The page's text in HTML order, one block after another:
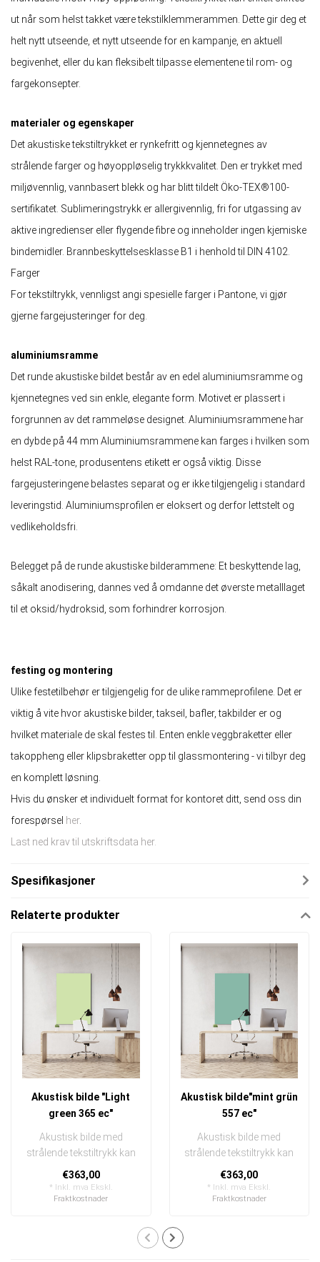
ut når som helst takket være tekstilklemmerammen. Dette gir deg et
helt nytt utseende, et nytt utseende for en kampanje, en aktuell
begivenhet, eller du kan fleksibelt tilpasse elementene til rom- og
fargekonsepter.
materialer og egenskaper
Det akustiske tekstiltrykket er rynkefritt og kjennetegnes av
strålende farger og høyoppløselig trykkkvalitet. Den er trykket med
miljøvennlig, vannbasert blekk og har blitt tildelt Öko-TEX®100-
sertifikatet. Sublimeringstrykk er allergivennlig, fri for utgassing av
aktive ingredienser eller flygende fibre og inneholder ingen kjemiske
bindemidler. Brannbeskyttelsesklasse B1 i henhold til DIN 4102.
Farger
For tekstiltrykk, vennligst angi spesielle farger i Pantone, vi gjør
gjerne fargejusteringer for deg.
aluminiumsramme
Det runde akustiske bildet består av en edel aluminiumsramme og
kjennetegnes ved sin enkle, elegante form. Motivet er plassert i
forgrunnen av det rammeløse designet. Aluminiumsrammene har
en dybde på 44 mm Aluminiumsrammene kan farges i hvilken som
helst RAL-tone, produsentens etikett er også viktig. Disse
fargejusteringene belastes separat og er ikke tilgjengelig i standard
leveringstid. Aluminiumsprofilen er eloksert og derfor lettstelt og
vedlikeholdsfri.
Belegget på de runde akustiske bilderammene: Et beskyttende lag,
såkalt anodisering, dannes ved å omdanne det øverste metalllaget
til et oksid/hydroksid, som forhindrer korrosjon.
festing og montering
Ulike festetilbehør er tilgjengelig for de ulike rammeprofilene. Det er
viktig å vite hvor akustiske bilder, takseil, bafler, takbilder er og
hvilket materiale de skal festes til. Enten enkle veggbraketter eller
takoppheng eller klipsbraketter opp til glassmontering - vi tilbyr deg
en komplett løsning.
Hvis du ønsker et individuelt format for kontoret ditt, send oss ​​din
forespørsel her.
Last ned krav til utskriftsdata her.
Spesifikasjoner
Relaterte produkter
Akustisk bilde "Light
green 365 ec"
Akustisk bilde med
strålende tekstiltrykk kan
raskt og enkelt byttes ut
I en e..
€363,00
* Inkl. mva Ekskl.
Fraktkostnader
Akustisk bilde"mint grün
557 ec"
Akustisk bilde med
strålende tekstiltrykk kan
raskt og enkelt byttes ut
I en e..
€363,00
* Inkl. mva Ekskl.
Fraktkostnader